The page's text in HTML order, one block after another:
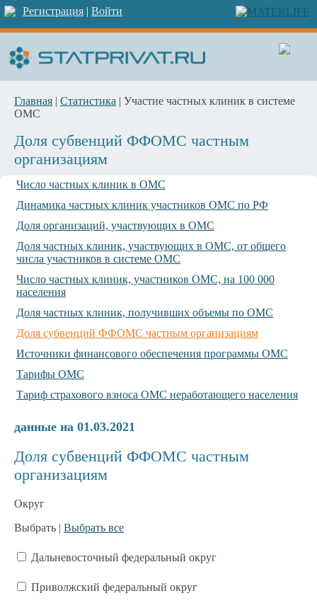
Регистрация | Войти
Главная | Статистика | Участие частных клиник в системе
ОМС
Доля субвенций ФФОМС частным
организациям
Число частных клиник в ОМС
Динамика частных клиник участников ОМС по РФ
Доля организаций, участвующих в ОМС
Доля частных клиник, участвующих в ОМС, от общего
числа участников в системе ОМС
Число частных клиник, участников ОМС, на 100 000
населения
Доля частных клиник, получивших объемы по ОМС
Доля субвенций ФФОМС частным организациям
Источники финансового обеспечения программы ОМС
Тарифы ОМС
Тариф страхового взноса ОМС неработающего населения
данные на 01.03.2021
Доля субвенций ФФОМС частным
организациям
Округ
Выбрать | Выбрать все
Дальневосточный федеральный округ
Приволжский федеральный округ